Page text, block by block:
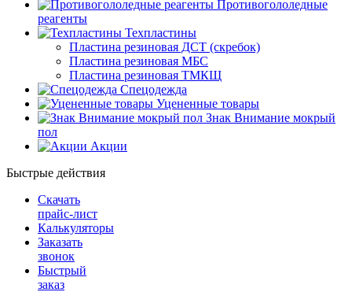
Противогололедные
реагенты
Техпластины
Пластина резиновая ДСТ (скребок)
Пластина резиновая МБС
Пластина резиновая ТМКЩ
Спецодежда
Уцененные товары
Знак Внимание мокрый
пол
Акции
Быстрые действия
Скачать
прайс-лист
Калькуляторы
Заказать
звонок
Быстрый
заказ